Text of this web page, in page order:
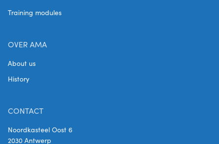
Training modules
OVER AMA
About us
History
CONTACT
Noordkasteel Oost 6
2030 Antwerp